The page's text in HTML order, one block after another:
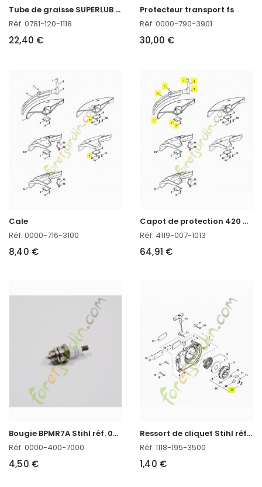
T
ube de graisse SUPERLUB FS Stihl réf. 0781-120-1118
Réf. 0781-120-1118
22,40 €
Protecteur transport fs
Réf. 0000-790-3901
30,00 €
Cale
Réf. 0000-716-3100
8,40 €
C
apot de protection 420 mm Stihl réf. 4119-007-1013
Réf. 4119-007-1013
64,91 €
B
ougie BPMR7A Stihl réf. 0000-400-7000
Réf. 0000-400-7000
4,50 €
R
essort de cliquet Stihl réf. 1118-195-3500 en stock
Réf. 1118-195-3500
1,40 €